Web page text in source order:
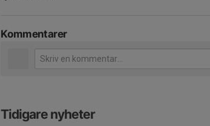
Kommentarer
Tidigare nyheter